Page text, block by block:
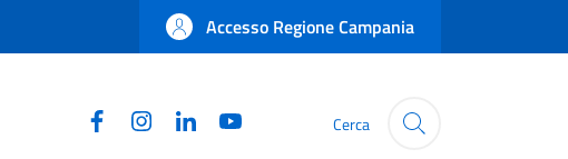
Accesso Regione Campania
FacebookInstagram
Linkedin Cerca